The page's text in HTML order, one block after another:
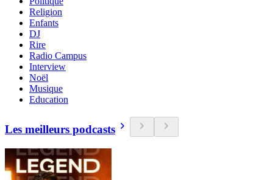
Religion
Enfants
DJ
Rire
Radio Campus
Interview
Noël
Musique
Education
Les meilleurs podcasts